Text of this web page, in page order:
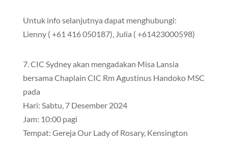
Untuk info selanjutnya dapat menghubungi:
Lienny ( +61 416 050187), Julia ( +61423000598)
7. CIC Sydney akan mengadakan Misa Lansia
bersama Chaplain CIC Rm Agustinus Handoko MSC
pada
Hari: Sabtu, 7 Desember 2024
Jam: 10:00 pagi
Tempat: Gereja Our Lady of Rosary, Kensington